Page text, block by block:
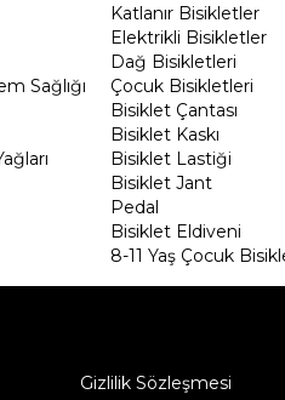
Sağlığı
Katlanır Bisikletler
Elektrikli Bisikletler
Dağ Bisikletleri
Çocuk Bisikletleri
Bisiklet Çantası
Bisiklet Kaskı
Bisiklet Lastiği
Bisiklet Jant
Pedal
Bisiklet Eldiveni
8-11 Yaş Çocuk
Gizlilik Sözleşmesi